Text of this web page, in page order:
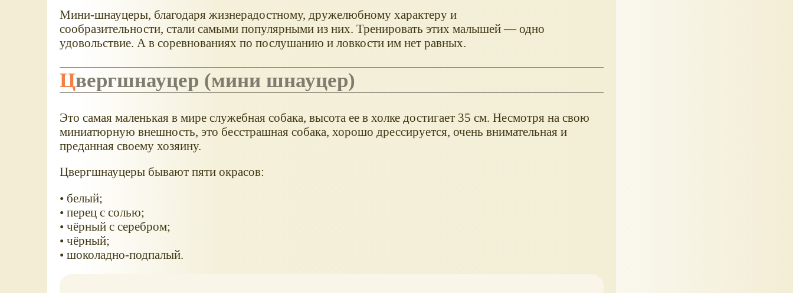
Мини-шнауцеры, благодаря жизнерадостному, дружелюбному характеру и
сообразительности, стали самыми популярными из них. Тренировать этих малышей — одно
удовольствие. А в соревнованиях по послушанию и ловкости им нет равных.
Цвергшнауцер (мини шнауцер)
Это самая маленькая в мире служебная собака, высота ее в холке достигает 35 см. Несмотря на свою
миниатюрную внешность, это бесстрашная собака, хорошо дрессируется, очень внимательная и
преданная своему хозяину.
Цвергшнауцеры бывают пяти окрасов:
• белый;
• перец с солью;
• чёрный с серебром;
• чёрный;
• шоколадно-подпалый.